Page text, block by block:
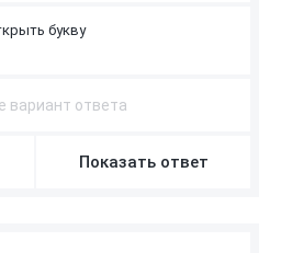
Показать ответ